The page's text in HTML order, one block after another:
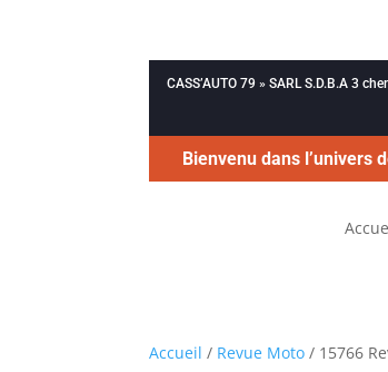
CASS’AUTO 79 » SARL S.D.B.A 3
Bienvenu dans l’univers
Accueil / Revue Moto / 15766